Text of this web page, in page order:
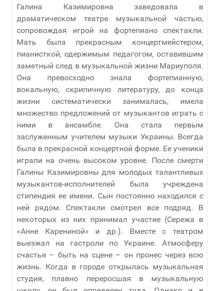
Галина Казимировна заведовала в
драматическом театре музыкальной частью,
сопровождая игрой на фортепиано спектакли.
Мать была прекрасным концертмейстером,
пианисткой, одержимым педагогом, оставившим
заметный след в музыкальной жизни Мариуполя.
Она превосходно знала фортепианную,
вокальную, скрипичную литературу, до конца
жизни систематически занималась, имела
множество предложений от музыкантов играть с
ними в ансамбле. Она стала первым
заслуженным учителем музыки Украины. Всегда
была в прекрасной концертной форме. Ее ученики
играли на очень высоком уровне. После смерти
Галины Казимировны для молодых талантливых
музыкантов-исполнителей была учреждена
стипендия ее имени. Сын постоянно находился с
ней рядом. Спектакли смотрел все подряд. В
некоторых из них принимал участие (Сережа в
«Анне Карениной» и др.). Вместе с театром
выезжал на гастроли по Украине. Атмосферу
счастья – быть на сцене – он пронес через всю
жизнь. Когда в городе открылась музыкальная
студия, плавно переросшая в музыкальную